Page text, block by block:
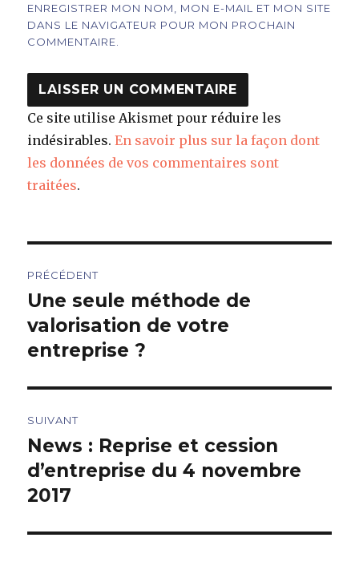
ENREGISTRER MON NOM, MON E-MAIL ET MON SITE
DANS LE NAVIGATEUR POUR MON PROCHAIN
COMMENTAIRE.
Ce site utilise Akismet pour réduire les
indésirables.En savoir plus sur la façon dont
les données de vos commentaires sont
traitées.
de
l’article
PRÉCÉDENT
Article
précédent :
Une seule méthode de
valorisation de votre
entreprise ?
SUIVANT
Article
suivant :
News : Reprise et cession
d’entreprise du 4 novembre
2017